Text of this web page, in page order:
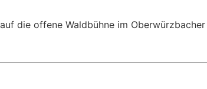
die offene Waldbühne im